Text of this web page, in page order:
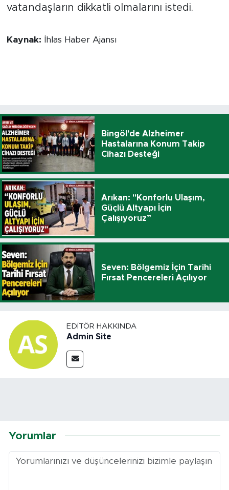
vatandaşların dikkatli olmalarını istedi.
Kaynak: İhlas Haber Ajansı
Bingöl'de Alzheimer
Hastalarına Konum Takip
Cihazı Desteği
Arıkan: "Konforlu Ulaşım,
Güçlü Altyapı İçin
Çalışıyoruz”
Seven: Bölgemiz İçin Tarihi
Fırsat Pencereleri Açılıyor
EDITÖR HAKKINDA
Admin Site
Yorumlar